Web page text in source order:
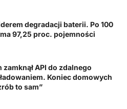
degradacji baterii. Po 100
97,25 proc. pojemności
API do zdalnego
Koniec domowych
to sam”